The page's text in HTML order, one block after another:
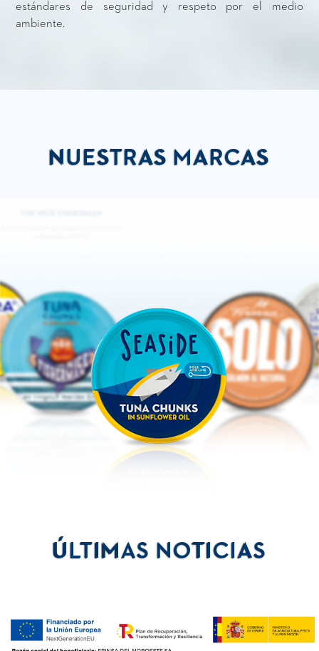
estándares de seguridad y respeto por el medio
ambiente.
NUESTRAS MARCAS
ÚLTIMAS NOTICIAS